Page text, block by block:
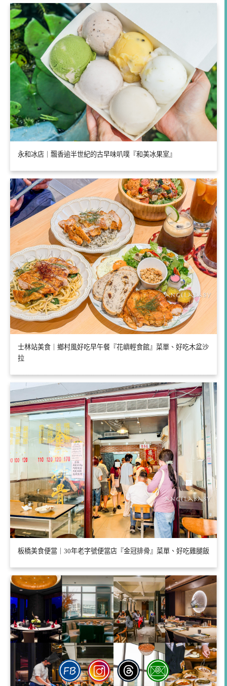
永和冰店｜飄香逾半世紀的古早味叭噗『和美冰果室』
士林站美食｜鄉村風好吃早午餐『花嶼輕食館』菜單、好吃木盆沙
拉
板橋美食便當｜30年老字號便當店『金冠排骨』菜單、好吃雞腿飯